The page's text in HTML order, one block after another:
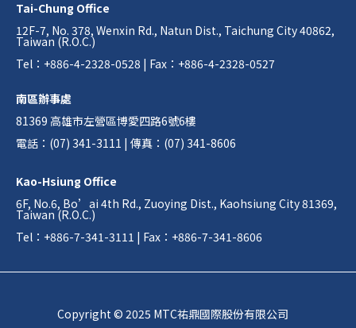
Tai-Chung Office
12F-7, No. 378, Wenxin Rd., Natun Dist., Taichung City 40862,
Taiwan (R.O.C.)
Tel：+886-4-2328-0528 | Fax：+886-4-2328-0527
南區辦事處
81369 高雄市左營區博愛四路6號6樓
電話：(07) 341-3111 | 傳真：(07) 341-8606
Kao-Hsiung Office
6F, No.6, Bo’ai 4th Rd., Zuoying Dist., Kaohsiung City 81369,
Taiwan (R.O.C.)
Tel：+886-7-341-3111 | Fax：+886-7-341-8606
Copyright © 2025 MTC祐鼎國際股份有限公司